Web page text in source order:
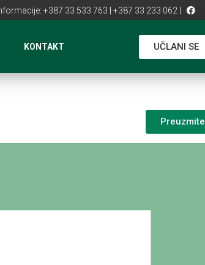
+387 33 533 763 | +387 33 233 062 |
KONTAKT UČLANI SE
Preuzmite